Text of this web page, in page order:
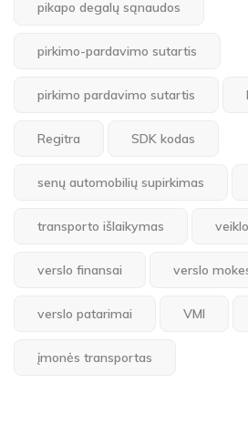
pikapo degalų sąnaudos
pirkimo-pardavimo sutartis
pirkimo pardavimo sutartis
Regitra SDK kodas
senų automobilių supirkimas
transporto išlaikymas
verslo finansai verslo
verslo patarimai VMI
įmonės transportas